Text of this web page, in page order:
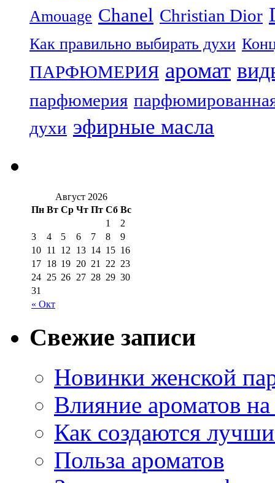
Amouage Chanel Christian Dior
Как правильно выбирать духи
ПАРФЮМЕРИЯ аромат
парфюмерия
духи эфирные масла
Август 2026
Пн Вт Ср Чт Пт Сб Вс
« Окт
1
2
3
4 5 6 7 8
9
10 11 12 13 14 15 16
17 18 19 20 21 22 23
24 25 26 27 28 29 30
31
Свежие записи
Новинки женской
Влияние ароматов на
Как создаются
Польза ароматов